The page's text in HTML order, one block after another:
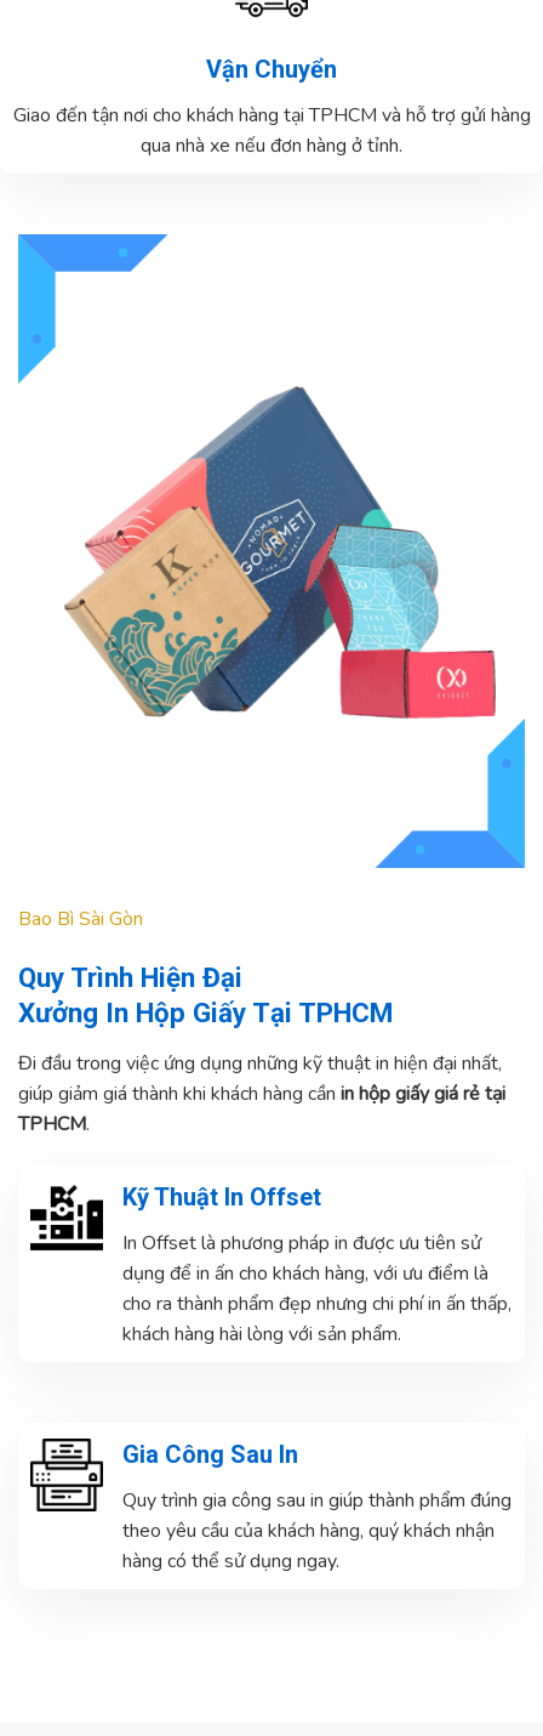
Vận Chuyển
Giao đến tận nơi cho khách hàng tại TPHCM và hỗ trợ gửi hàng
qua nhà xe nếu đơn hàng ở tỉnh.
Bao Bì Sài Gòn
Quy Trình Hiện Đại
Xưởng In Hộp Giấy Tại TPHCM
Đi đầu trong việc ứng dụng những kỹ thuật in hiện đại nhất,
giúp giảm giá thành khi khách hàng cần in hộp giấy giá rẻ tại
TPHCM.
Kỹ Thuật In Offset
In Offset là phương pháp in được ưu tiên sử
dụng để in ấn cho khách hàng, với ưu điểm là
cho ra thành phẩm đẹp nhưng chi phí in ấn thấp,
khách hàng hài lòng với sản phẩm.
Gia Công Sau In
Quy trình gia công sau in giúp thành phẩm đúng
theo yêu cầu của khách hàng, quý khách nhận
hàng có thể sử dụng ngay.